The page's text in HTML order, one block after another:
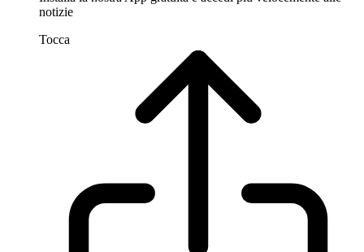
notizie
Tocca